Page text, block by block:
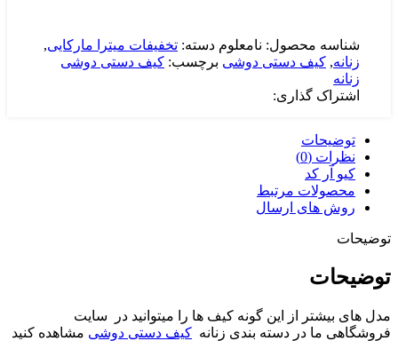
شناسه محصول: نامعلوم دسته: تخفیفات میترا مارکایی,
زنانه, کیف دستی دوشی برچسب: کیف دستی دوشی
زنانه
اشتراک گذاری:
توضیحات
نظرات (0)
کیو آر کد
محصولات مرتبط
روش های ارسال
توضیحات
توضیحات
مدل های بیشتر از این گونه کیف ها را میتوانید در سایت
فروشگاهی ما در دسته بندی زنانه کیف دستی دوشی مشاهده کنید